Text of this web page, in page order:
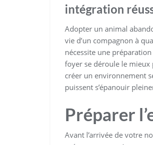
intégration
Adopter un animal
vie d’un compagnon à
nécessite une
foyer se déroule le mieux
créer un environnement
puissent s’épanouir
Préparer
Avant l’arrivée de votre